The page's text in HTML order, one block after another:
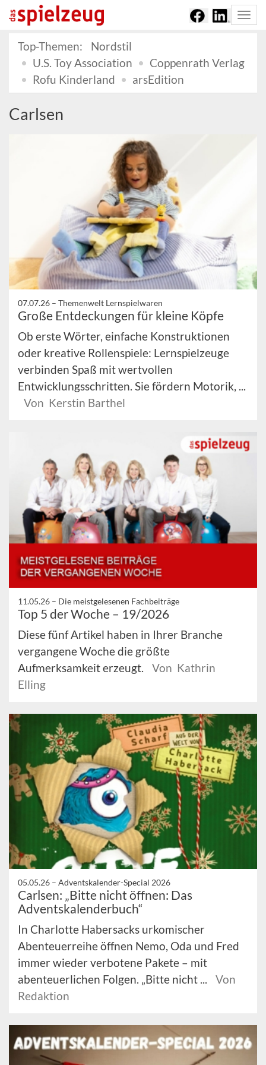
Top-Themen:
Nordstil
U.S. Toy Association
Coppenrath Verlag
Rofu Kinderland
arsEdition
Carlsen
07.07.26 – Themenwelt Lernspielwaren
Große Entdeckungen für kleine Köpfe
Ob erste Wörter, einfache Konstruktionen
oder kreative Rollenspiele: Lernspielzeuge
verbinden Spaß mit wertvollen
Entwicklungsschritten. Sie fördern Motorik, ...
Von Kerstin Barthel
11.05.26 – Die meistgelesenen Fachbeiträge
Top 5 der Woche – 19/2026
Diese fünf Artikel haben in Ihrer Branche
vergangene Woche die größte
Aufmerksamkeit erzeugt.
Von Kathrin
Elling
05.05.26 – Adventskalender-Special 2026
Carlsen: „Bitte nicht öffnen: Das
Adventskalenderbuch“
In Charlotte Habersacks urkomischer
Abenteuerreihe öffnen Nemo, Oda und Fred
immer wieder verbotene Pakete – mit
abenteuerlichen Folgen. „Bitte nicht ...
Von
Redaktion